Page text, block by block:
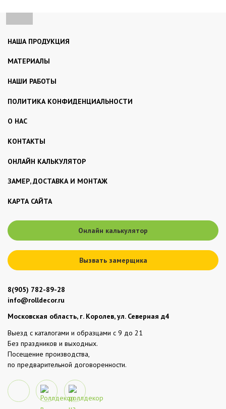
НАША ПРОДУКЦИЯ
МАТЕРИАЛЫ
НАШИ РАБОТЫ
ПОЛИТИКА КОНФИДЕНЦИАЛЬНОСТИ
О НАС
КОНТАКТЫ
ОНЛАЙН КАЛЬКУЛЯТОР
ЗАМЕР, ДОСТАВКА И МОНТАЖ
КАРТА САЙТА
Онлайн калькулятор
Вызвать замерщика
8(905) 782-89-28
info@rolldecor.ru
Московская область, г. Королев, ул. Северная д4
Выезд с каталогами и образцами с 9 до 21
Без праздников и выходных.
Посещение производства,
по предварительной договоренности.